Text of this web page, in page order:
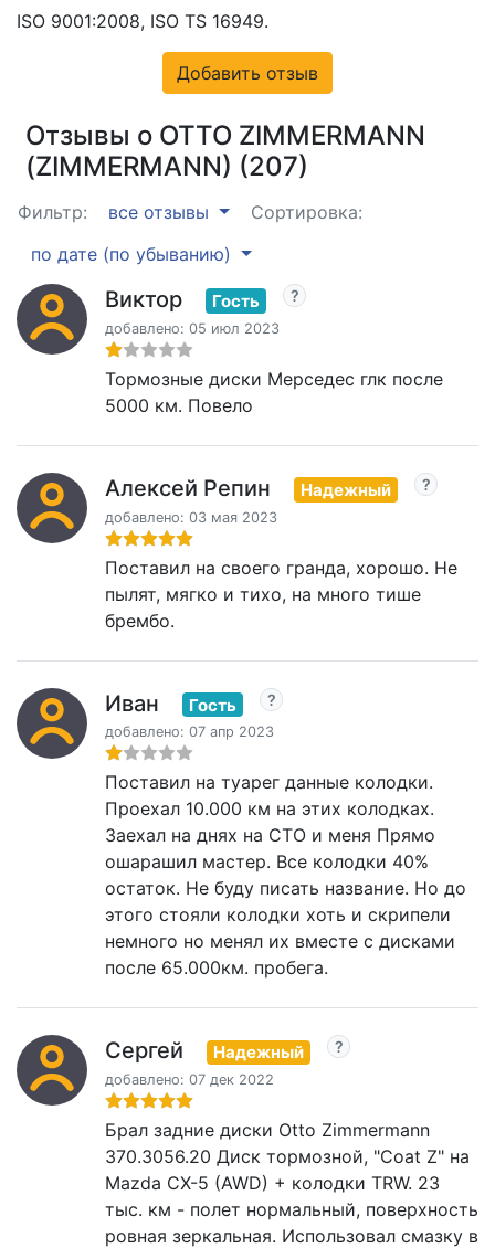
ISO 9001:2008, ISO TS 16949.
Добавить отзыв
Отзывы о OTTO ZIMMERMANN
(ZIMMERMANN) (207)
Фильтр: все отзывы
Сортировка:
по дате (по убыванию)
Виктор Гость
добавлено: 05 июл 2023
Тормозные диски Мерседес глк после
5000 км. Повело
Алексей Репин Надежный
добавлено: 03 мая 2023
Поставил на своего гранда, хорошо. Не
пылят, мягко и тихо, на много тише
брембо.
Иван Гость
добавлено: 07 апр 2023
Поставил на туарег данные колодки.
Проехал 10.000 км на этих колодках.
Заехал на днях на СТО и меня Прямо
ошарашил мастер. Все колодки 40%
остаток. Не буду писать название. Но до
этого стояли колодки хоть и скрипели
немного но менял их вместе с дисками
после 65.000км. пробега.
Сергей Надежный
добавлено: 07 дек 2022
Брал задние диски Otto Zimmermann
370.3056.20 Диск тормозной, "Coat Z" на
Mazda CX-5 (AWD) + колодки TRW. 23
тыс. км - полет нормальный, поверхность
ровная зеркальная. Использовал смазку в